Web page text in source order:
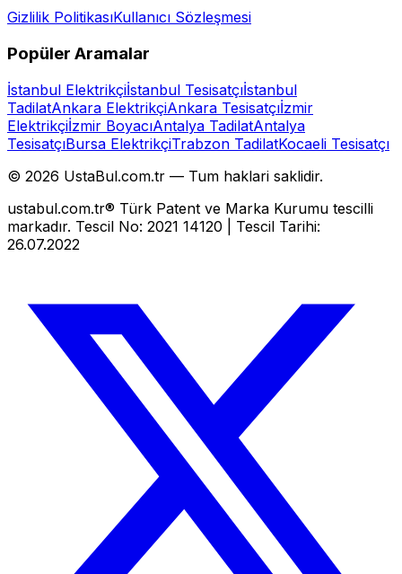
Gizlilik PolitikasıKullanıcı Sözleşmesi
Popüler Aramalar
İstanbul Elektrikçiİstanbul Tesisatçıİstanbul
TadilatAnkara ElektrikçiAnkara Tesisatçıİzmir
Elektrikçiİzmir BoyacıAntalya TadilatAntalya
TesisatçıBursa ElektrikçiTrabzon TadilatKocaeli Tesisatçı
© 2026 UstaBul.com.tr — Tum haklari saklidir.
ustabul.com.tr® Türk Patent ve Marka Kurumu tescilli
markadır. Tescil No: 2021 14120 | Tescil Tarihi:
26.07.2022